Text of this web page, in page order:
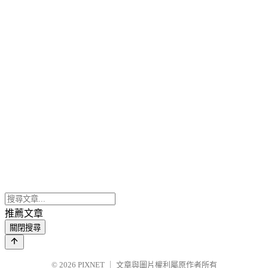
推薦文章
關閉搜尋
© 2026 PIXNET 文章與圖片權利屬原作者所有